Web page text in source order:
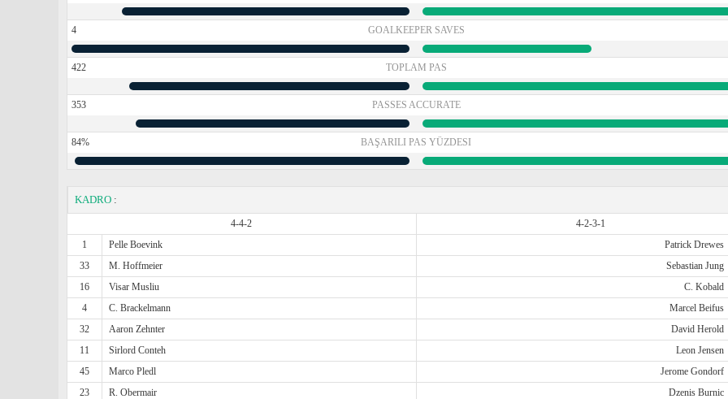
4 GOALKEEPER SAVES
422 TOPLAM PAS
353 PASSES ACCURATE
84% BAŞARILI PAS YÜZDESI
KADRO :
4-4-2
4-2-3-1
1
Pelle Boevink Patrick Drewes
33
M. Hoffmeier Sebastian Jung
16
Visar Musliu C. Kobald
4
C. Brackelmann Marcel Beifus
32
Aaron Zehnter David Herold
11
Sirlord Conteh Leon Jensen
45
Marco Pledl Jerome Gondorf
23
R. Obermair Dzenis Burnic